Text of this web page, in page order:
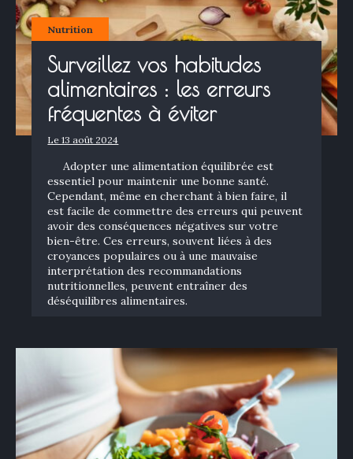
Nutrition
Surveillez vos habitudes
alimentaires : les erreurs
fréquentes à éviter
Le 13 août 2024
Adopter une alimentation équilibrée est
essentiel pour maintenir une bonne santé.
Cependant, même en cherchant à bien faire, il
est facile de commettre des erreurs qui peuvent
avoir des conséquences négatives sur votre
bien-être. Ces erreurs, souvent liées à des
croyances populaires ou à une mauvaise
interprétation des recommandations
nutritionnelles, peuvent entraîner des
déséquilibres alimentaires.